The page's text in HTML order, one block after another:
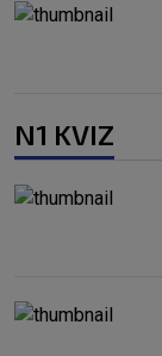
N1 KVIZ